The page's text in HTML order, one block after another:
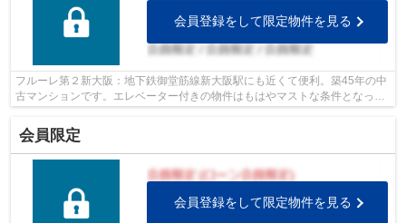
会員登録をして限定物件を見る
フルーレ第２新大阪：地下鉄御堂筋線新大阪駅にも近くて便利。築45年の中
古マンションです。エレベーター付きの物件はもはやマストな条件となって
います。駅まで徒歩11分の場所にある...
会員限定
会員登録をして限定物件を見る